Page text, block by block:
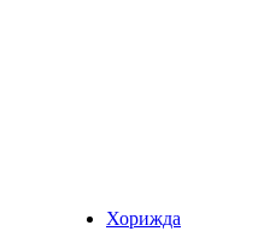
Хорижда